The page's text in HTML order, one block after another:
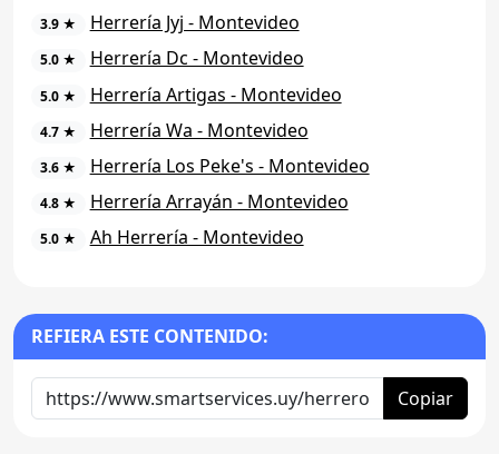
3.9 ★ Herrería Jyj - Montevideo
5.0 ★ Herrería Dc - Montevideo
5.0 ★ Herrería Artigas - Montevideo
4.7 ★ Herrería Wa - Montevideo
3.6 ★ Herrería Los Peke's - Montevideo
4.8 ★ Herrería Arrayán - Montevideo
5.0 ★ Ah Herrería - Montevideo
REFIERA ESTE CONTENIDO:
Copiar